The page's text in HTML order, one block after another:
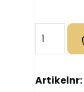
Artikelnr: